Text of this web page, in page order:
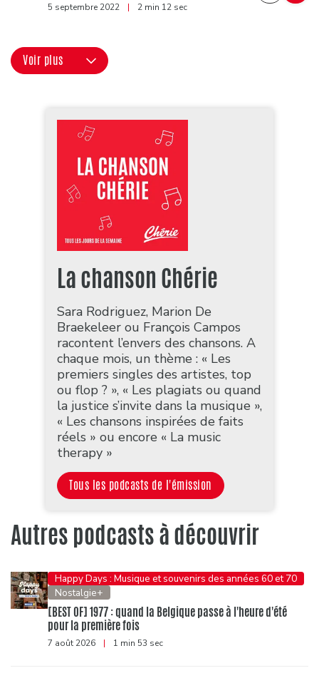
5 septembre 2022 | 2 min 12 sec
Voir plus
La chanson Chérie
Sara Rodriguez, Marion De
Braekeleer ou François Campos
racontent l’envers des chansons. A
chaque mois, un thème : « Les
premiers singles des artistes, top
ou flop ? », « Les plagiats ou quand
la justice s’invite dans la musique »,
« Les chansons inspirées de faits
réels » ou encore « La music
therapy »
Tous les podcasts de l'émission
Autres podcasts à découvrir
Happy Days : Musique et souvenirs des années 60 et 70
Nostalgie+
[BEST OF] 1977 : quand la Belgique passe à l'heure d'été
pour la première fois
7 août 2026 | 1 min 53 sec